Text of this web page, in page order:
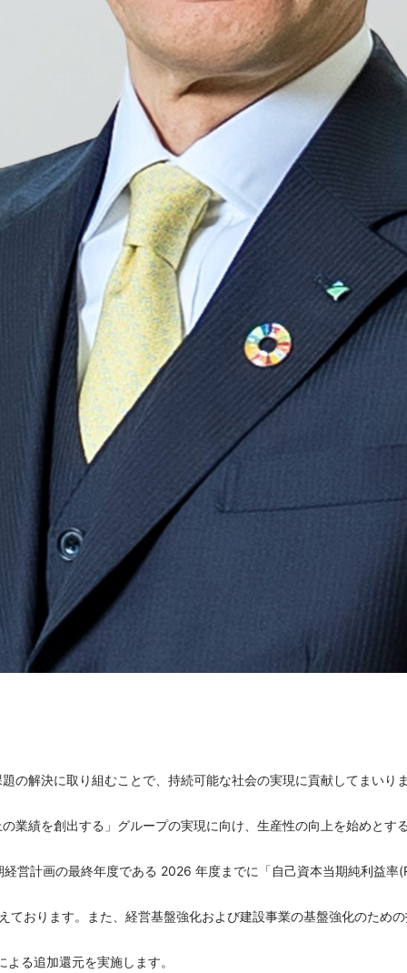
決に取り組むことで、持続可能な社会の実現に貢献してま
を創出する」グループの実現に向け、生産性の向上を始め
計画の最終年度である 2026 年度までに「自己資本当期純利益
ります。また、経営基盤強化および建設事業の基盤強化の
る追加還元を実施します。